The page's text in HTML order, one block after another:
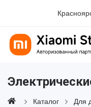
Каталог Для